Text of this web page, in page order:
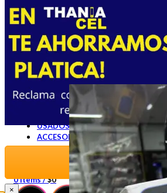
Saber más
×
INICIO
NUEVOS
USADOS
ACCESORIOS
Instagram WhatsApp
0items/$0